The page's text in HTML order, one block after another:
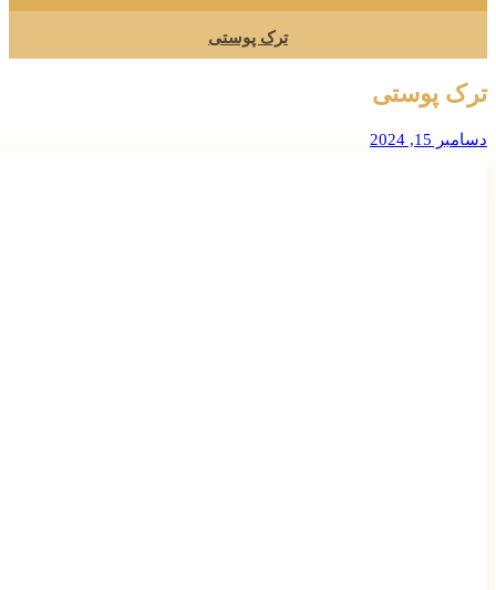
ترک پوستی
ترک پوستی
دسامبر 15, 2024